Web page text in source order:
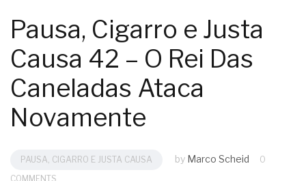
Pausa, Cigarro e Justa
Causa 42 – O Rei Das
Caneladas Ataca
Novamente
PAUSA, CIGARRO E JUSTA CAUSA by Marco Scheid
0
COMMENTS